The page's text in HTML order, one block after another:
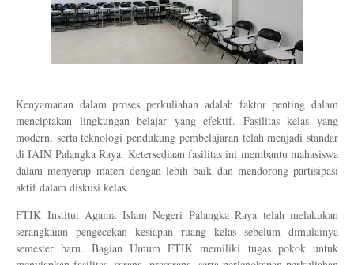
Kenyamanan dalam proses perkuliahan adalah faktor penting dalam
menciptakan lingkungan belajar yang efektif. Fasilitas kelas yang
modern, serta teknologi pendukung pembelajaran telah menjadi standar
di IAIN Palangka Raya. Ketersediaan fasilitas ini membantu mahasiswa
dalam menyerap materi dengan lebih baik dan mendorong partisipasi
aktif dalam diskusi kelas.
FTIK Institut Agama Islam Negeri Palangka Raya telah melakukan
serangkaian pengecekan kesiapan ruang kelas sebelum dimulainya
semester baru. Bagian Umum FTIK memiliki tugas pokok untuk